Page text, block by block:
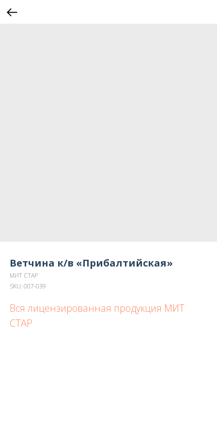
Ветчина к/в «Прибалтийская»
МИТ СТАР
SKU: 007-039
Вся лицензированная продукция МИТ
СТАР